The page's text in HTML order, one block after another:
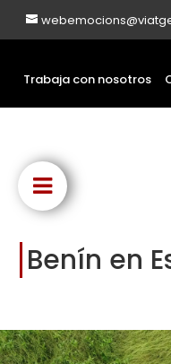
Trabaja con nosotros
Benín en